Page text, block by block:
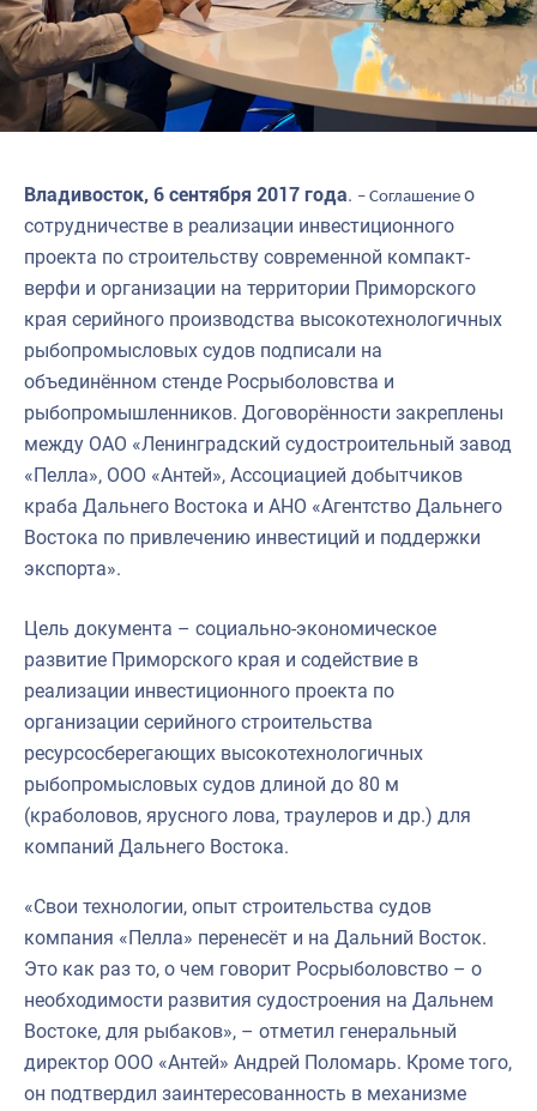
Владивосток, 6 сентября 2017 года. – Соглашение о
сотрудничестве в реализации инвестиционного
проекта по строительству современной компакт-
верфи и организации на территории Приморского
края серийного производства высокотехнологичных
рыбопромысловых судов подписали на
объединённом стенде Росрыболовства и
рыбопромышленников. Договорённости закреплены
между ОАО «Ленинградский судостроительный завод
«Пелла», ООО «Антей», Ассоциацией добытчиков
краба Дальнего Востока и АНО «Агентство Дальнего
Востока по привлечению инвестиций и поддержки
экспорта».
Цель документа – социально-экономическое
развитие Приморского края и содействие в
реализации инвестиционного проекта по
организации серийного строительства
ресурсосберегающих высокотехнологичных
рыбопромысловых судов длиной до 80 м
(краболовов, ярусного лова, траулеров и др.) для
компаний Дальнего Востока.
«Свои технологии, опыт строительства судов
компания «Пелла» перенесёт и на Дальний Восток.
Это как раз то, о чем говорит Росрыболовство – о
необходимости развития судостроения на Дальнем
Востоке, для рыбаков», – отметил генеральный
директор ООО «Антей» Андрей Поломарь. Кроме того,
он подтвердил заинтересованность в механизме